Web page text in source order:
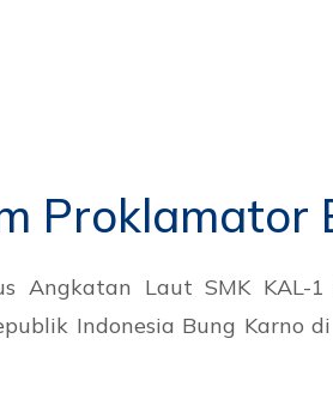
Proklamator
Angkatan Laut SMK KAL-
Indonesia Bung